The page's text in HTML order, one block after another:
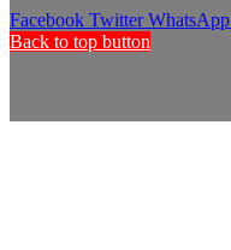
Facebook Twitter WhatsApp
Back to top button